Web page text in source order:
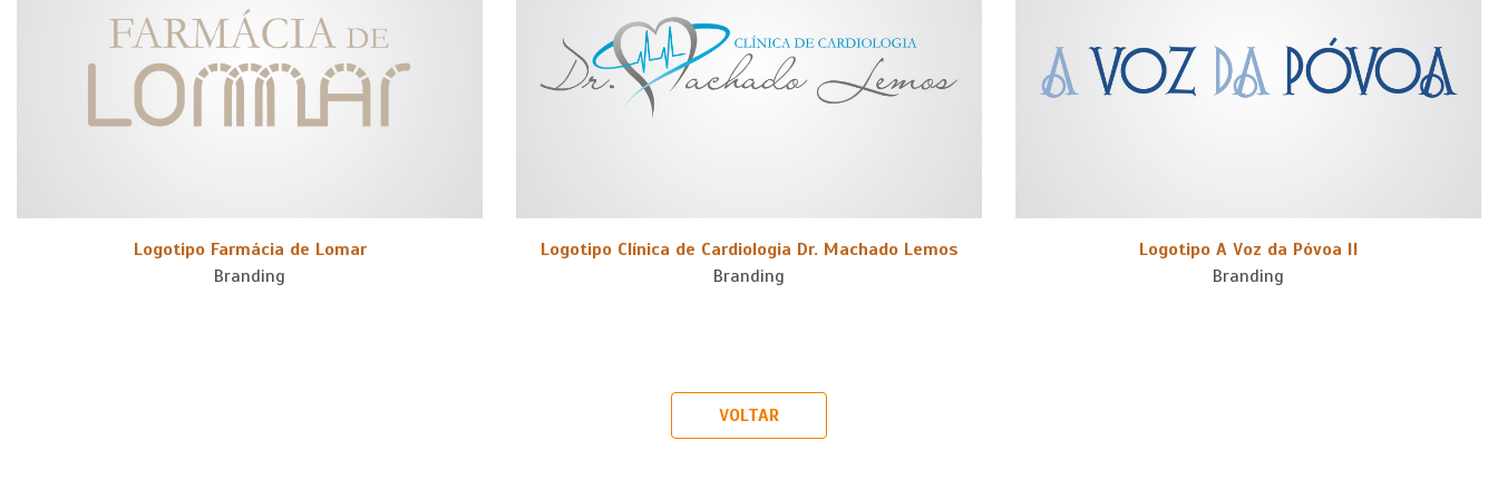
Logotipo Farmácia de Lomar
Branding
Logotipo Clínica de Cardiologia Dr. Machado Lemos
Branding
Logotipo A Voz da Póvoa II
Branding
VOLTAR